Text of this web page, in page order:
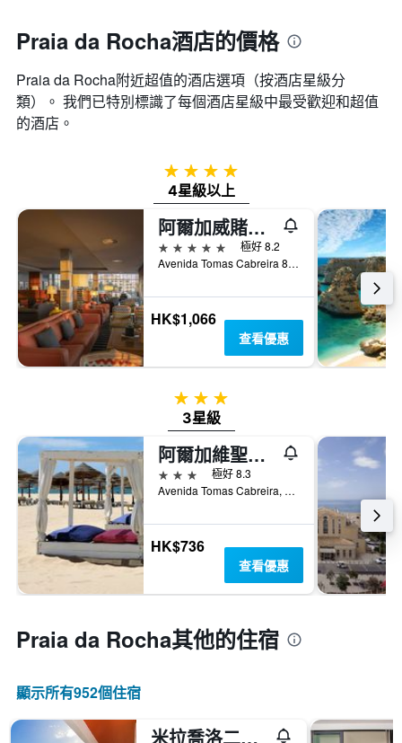
Praia da Rocha酒店的價格
Praia da Rocha附近超值的酒店選項（按酒店星級分
類）。 我們已特別標識了每個酒店星級中最受歡迎和超值
的酒店。
4星級
4星級以上
阿爾加威賭場酒店
5星級
極好 8.2
Avenida Tomas Cabreira 8500-802 Praia da Rocha, 波爾蒂芒, 法魯區, 葡萄牙
HK$1,066
查看優惠
3星級
3星級
阿爾加維聖卡塔里娜酒店
3星級
極好 8.3
Avenida Tomas Cabreira, 波爾蒂芒, 法魯區, 葡萄牙
HK$736
查看優惠
Praia da Rocha​其他的住宿
顯示所有952​個住宿
米拉喬洛二號公寓酒店 - 波提茂